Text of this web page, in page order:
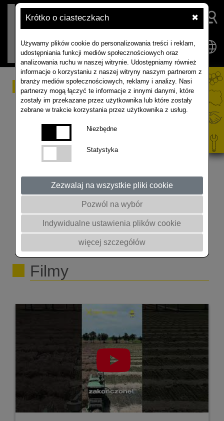
Krótko o ciasteczkach ✖
Używamy plików cookie do personalizowania treści i reklam,
udostępniania funkcji mediów społecznościowych oraz
analizowania ruchu w naszej witrynie. Udostępniamy również
informacje o korzystaniu z naszej witryny naszym partnerom z
branży mediów społecznościowych, reklamy i analizy. Nasi
partnerzy mogą łączyć te informacje z innymi danymi, które
zostały im przekazane przez użytkownika lub które zostały
zebrane w trakcie korzystania przez użytkownika z usług.
Niezbędne
Statystyka
Zezwalaj na wszystkie pliki cookie
Pozwól na wybór
Indywidualne ustawienia plików cookie
więcej szczegółów
#21 POLE ROZMÓW
podcast o uprawie
rzepaku... i nie tylko
Artur Kozera manager produktu i marketingu
Timac Agro na temat biostymulacji i nawożenia
dolistnego. Zapraszamy do wysłuchania! Nagranie
zostało zrealizowane w TOK JOB Studio w
Gminnej Bibliotece Publicznej w Mieścisku.
@rapoolpolska7302 @akademiarzepaku5409
#rolnictwo #rzepak #jesień #podcast #nawożenie
#biostymulacja #timacagro
Filmy